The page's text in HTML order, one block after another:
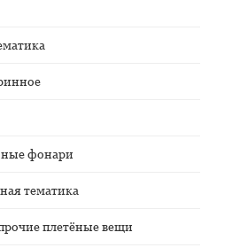
фонари
тематика
плетёные вещи